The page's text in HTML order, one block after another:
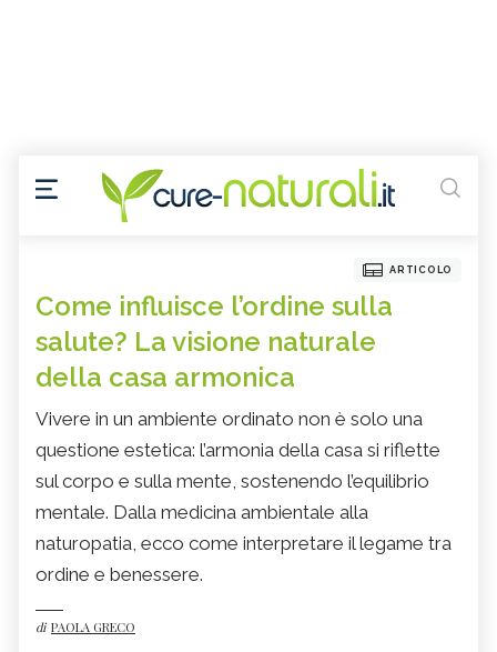
ARTICOLO
Come influisce l’ordine sulla
salute? La visione naturale
della casa armonica
Vivere in un ambiente ordinato non è solo una
questione estetica: l’armonia della casa si riflette
sul corpo e sulla mente, sostenendo l’equilibrio
mentale. Dalla medicina ambientale alla
naturopatia, ecco come interpretare il legame tra
ordine e benessere.
di PAOLA GRECO